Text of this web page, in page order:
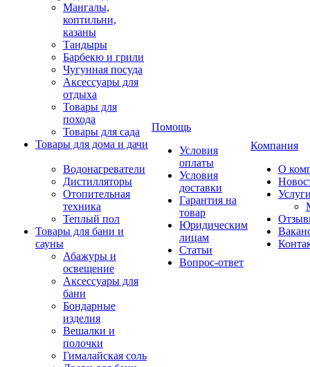
Мангалы,
коптильни,
казаны
Тандыры
Барбекю и грили
Чугунная посуда
Аксессуары для
отдыха
Товары для
похода
Товары для сада
Товары для дома и дачи
Водонагреватели
Дистилляторы
Отопительная
техника
Теплый пол
Товары для бани и
сауны
Абажуры и
освещение
Аксессуары для
бани
Бондарные
изделия
Вешалки и
полочки
Гималайская соль
Помощь
Условия
оплаты
Условия
доставки
Гарантия на
товар
Юридическим
лицам
Статьи
Вопрос-ответ
Компания
О